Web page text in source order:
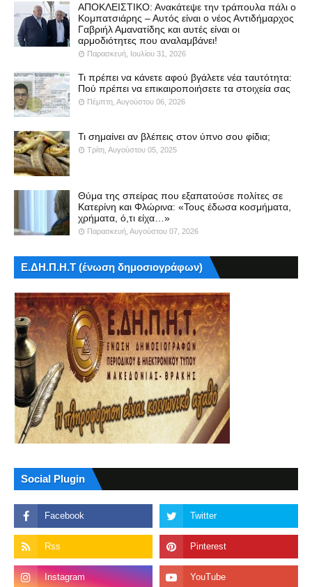
ΑΠΟΚΛΕΙΣΤΙΚΟ: Ανακάτεψε την τράπουλα πάλι ο
Κομπατσιάρης – Αυτός είναι ο νέος Αντιδήμαρχος
Γαβριήλ Αμανατίδης και αυτές είναι οι
αρμοδιότητες που αναλαμβάνει!
Παρασκευή, Ιουλίου 31, 2026
Τι πρέπει να κάνετε αφού βγάλετε νέα ταυτότητα:
Πού πρέπει να επικαιροποιήσετε τα στοιχεία σας
Πέμπτη, Αυγούστου 06, 2026
Τι σημαίνει αν βλέπεις στον ύπνο σου φίδια;
Τρίτη, Αυγούστου 05, 2025
Θύμα της σπείρας που εξαπατούσε πολίτες σε
Κατερίνη και Φλώρινα: «Τους έδωσα κοσμήματα,
χρήματα, ό,τι είχα…»
Παρασκευή, Αυγούστου 07, 2026
Ε.ΔΗ.Π.Η.Τ (ένωση δημοσιογράφων)
Social Plugin